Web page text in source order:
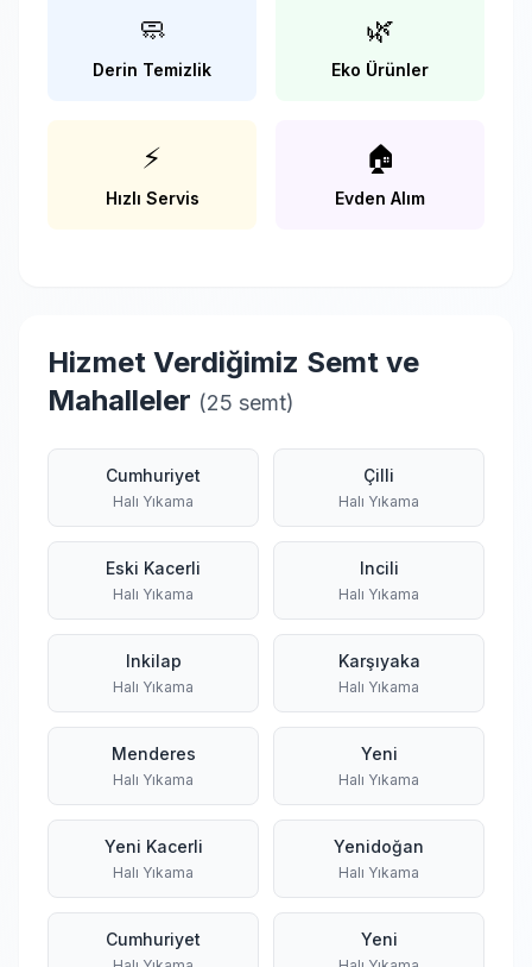
🧼
Derin Temizlik
🌿
Eko Ürünler
⚡
Hızlı Servis
🏠
Evden Alım
Hizmet Verdiğimiz Semt ve
Mahalleler (25 semt)
Cumhuriyet
Halı Yıkama
Çilli
Halı Yıkama
Eski Kacerli
Halı Yıkama
Incili
Halı Yıkama
Inkilap
Halı Yıkama
Karşıyaka
Halı Yıkama
Menderes
Halı Yıkama
Yeni
Halı Yıkama
Yeni Kacerli
Halı Yıkama
Yenidoğan
Halı Yıkama
Cumhuriyet Yeni